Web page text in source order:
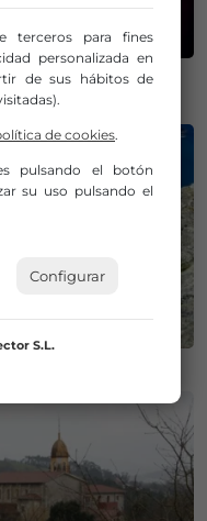
y Las
de agosto
el Mar Cantábrico
terceros para fines
personalizada en
de sus hábitos de
de cookies.
pulsando el botón
su uso pulsando el
Configurar
S.L.